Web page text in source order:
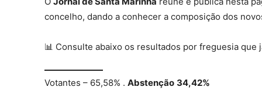
REGIÃO
concelho, dando a conhecer a composição dos
📊 Consulte abaixo os resultados por freguesia que
Votantes – 65,58% . Abstenção 34,42%